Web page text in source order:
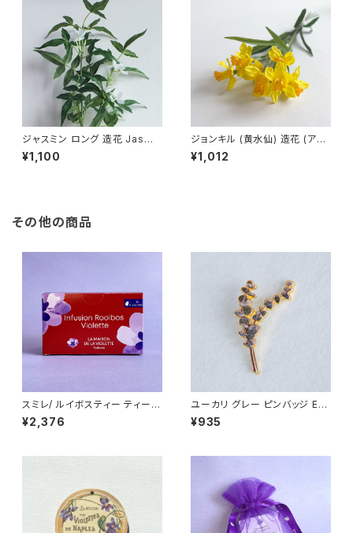
ジャスミン ロング 造花 Jasmi
num grandiflorum アーティフ
ィシャルフラワー
¥1,100
ジョンキル (黄水仙) 造花 (アー
ティフィシャルフラワー) Jonqui
l １束(３本入り)
¥1,012
その他の商品
スミレ/ ルイボスティー ティーバ
ッグ 24個入り La Maison de
la Violette ノンカフェイン フラ
¥2,376
ユーカリ グレー ピンバッジ Euc
alyptus
¥935